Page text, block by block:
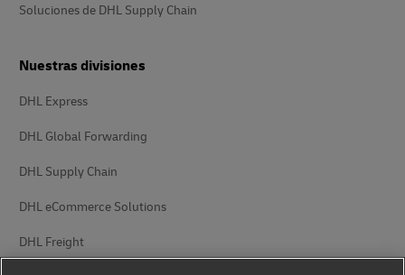
Soluciones de DHL Supply Chain
Nuestras divisiones
DHL Express
DHL Global Forwarding
DHL Supply Chain
DHL eCommerce Solutions
DHL Freight